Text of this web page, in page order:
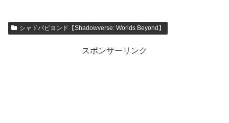
シャドバビヨンド【Shadowverse: Worlds Beyond】
スポンサーリンク